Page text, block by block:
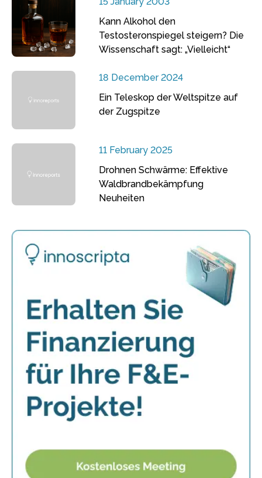
Kann Alkohol den
Testosteronspiegel steigern? Die
Wissenschaft sagt: „Vielleicht“
18 December 2024
Ein Teleskop der Weltspitze auf
der Zugspitze
11 February 2025
Drohnen Schwärme: Effektive
Waldbrandbekämpfung
Neuheiten